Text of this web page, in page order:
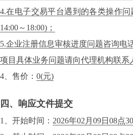
4.在电子交易平台遇到的各类操作问
14:00～18:00)；
5.企业注册信息审核进度问题咨询电话
项目具体业务问题请向代理机构联系
4、售价： 0(元)
四、响应文件提交
1、开始时间： 2026年02月09日08点